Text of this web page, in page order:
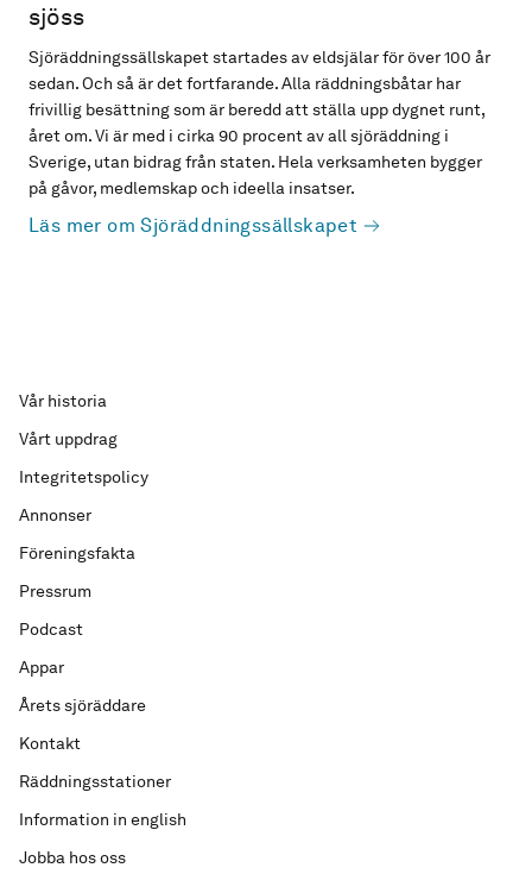
sjöss
Sjöräddningssällskapet startades av eldsjälar för över 100 år
sedan. Och så är det fortfarande. Alla räddningsbåtar har
frivillig besättning som är beredd att ställa upp dygnet runt,
året om. Vi är med i cirka 90 procent av all sjöräddning i
Sverige, utan bidrag från staten. Hela verksamheten bygger
på gåvor, medlemskap och ideella insatser.
Läs mer om Sjöräddningssällskapet
Vår historia
Vårt uppdrag
Integritetspolicy
Annonser
Föreningsfakta
Pressrum
Podcast
Appar
Årets sjöräddare
Kontakt
Räddningsstationer
Information in english
Jobba hos oss